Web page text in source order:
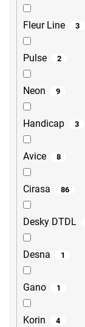
Fleur Line 3
Pulse 2
Neon 9
Handicap 3
Avice 8
Cirasa 86
Desky DTDL
Desna 1
Gano 1
Korin 4